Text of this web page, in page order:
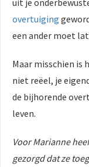
overtuiging
een ander moet
Maar misschien is
niet reëel, je
de bijhorende
leven.
Voor Marianne
gezorgd dat ze